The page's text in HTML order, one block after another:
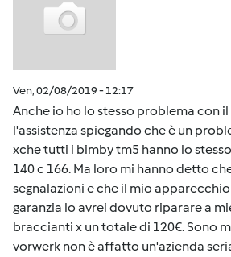
Ven, 02/08/2019 - 12:17
Anche io ho lo stesso problema con
l'assistenza spiegando che è un
xche tutti i bimby tm5 hanno lo
140 c 166. Ma loro mi hanno detto
segnalazioni e che il mio
garanzia lo avrei dovuto riparare a
braccianti x un totale di 120€. Sono
vorwerk non è affatto un'azienda